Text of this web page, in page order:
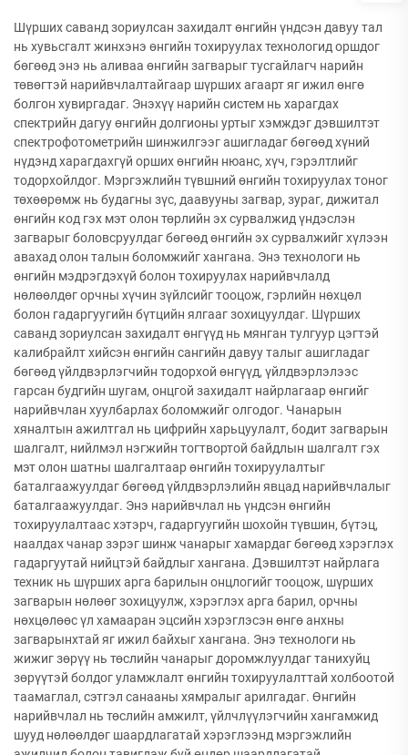
Шүрших саванд зориулсан захидалт өнгийн үндсэн давуу тал
нь хувьсгалт жинхэнэ өнгийн тохируулах технологид оршдог
бөгөөд энэ нь аливаа өнгийн загварыг тусгайлагч нарийн
төвөгтэй нарийвчлалтайгаар шүрших агаарт яг ижил өнгө
болгон хувиргадаг. Энэхүү нарийн систем нь харагдах
спектрийн дагуу өнгийн долгионы уртыг хэмждэг дэвшилтэт
спектрофотометрийн шинжилгээг ашигладаг бөгөөд хүний
нүдэнд харагдахгүй орших өнгийн нюанс, хүч, гэрэлтлийг
тодорхойлдог. Мэргэжлийн түвшний өнгийн тохируулах тоног
төхөөрөмж нь будагны зүс, даавууны загвар, зураг, дижитал
өнгийн код гэх мэт олон төрлийн эх сурвалжид үндэслэн
загварыг боловсруулдаг бөгөөд өнгийн эх сурвалжийг хүлээн
авахад олон талын боломжийг хангана. Энэ технологи нь
өнгийн мэдрэгдэхүй болон тохируулах нарийвчлалд
нөлөөлдөг орчны хүчин зүйлсийг тооцож, гэрлийн нөхцөл
болон гадаргуугийн бүтцийн ялгааг зохицуулдаг. Шүрших
саванд зориулсан захидалт өнгүүд нь мянган тулгуур цэгтэй
калибрайлт хийсэн өнгийн сангийн давуу талыг ашигладаг
бөгөөд үйлдвэрлэгчийн тодорхой өнгүүд, үйлдвэрлэлээс
гарсан будгийн шугам, онцгой захидалт найрлагаар өнгийг
нарийвчлан хуулбарлах боломжийг олгодог. Чанарын
хяналтын ажилтгал нь цифрийн харьцуулалт, бодит загварын
шалгалт, нийлмэл нэгжийн тогтвортой байдлын шалгалт гэх
мэт олон шатны шалгалтаар өнгийн тохируулалтыг
баталгаажуулдаг бөгөөд үйлдвэрлэлийн явцад нарийвчлалыг
баталгаажуулдаг. Энэ нарийвчлал нь үндсэн өнгийн
тохируулалтаас хэтэрч, гадаргуугийн шохойн түвшин, бүтэц,
наалдах чанар зэрэг шинж чанарыг хамардаг бөгөөд хэрэглэх
гадаргуутай нийцтэй байдлыг хангана. Дэвшилтэт найрлага
техник нь шүрших арга барилын онцлогийг тооцож, шүрших
загварын нөлөөг зохицуулж, хэрэглэх арга барил, орчны
нөхцөлөөс үл хамааран эцсийн хэрэглэсэн өнгө анхны
загварынхтай яг ижил байхыг хангана. Энэ технологи нь
жижиг зөрүү нь төслийн чанарыг доромжлуулдаг танихуйц
зөрүүтэй болдог уламжлалт өнгийн тохируулалттай холбоотой
таамаглал, сэтгэл санааны хямралыг арилгадаг. Өнгийн
нарийвчлал нь төслийн амжилт, үйлчлүүлэгчийн хангамжид
шууд нөлөөлдөг шаардлагатай хэрэглээнд мэргэжлийн